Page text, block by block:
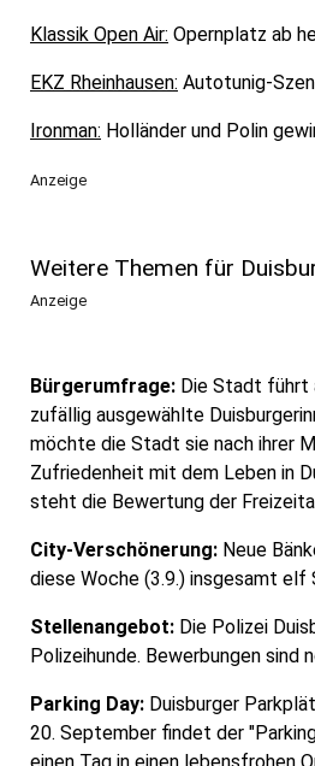
Klassik Open Air: Opernplatz ab
EKZ Rheinhausen: Autotunig-
Ironman: Holländer und Polin
Anzeige
Weitere Themen für
Anzeige
Bürgerumfrage: Die Stadt führt
zufällig ausgewählte
möchte die Stadt sie nach ihrer
Zufriedenheit mit dem Leben in
steht die Bewertung der
City-Verschönerung: Neue
diese Woche (3.9.) insgesamt
Stellenangebot: Die Polizei
Polizeihunde. Bewerbungen sind
Parking Day: Duisburger
20. September findet der